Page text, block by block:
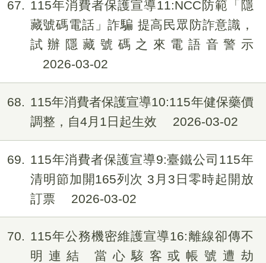
67
115年消費者保護宣導11:NCC防範「隱
藏號碼電話」詐騙 提高民眾防詐意識，
試辦隱藏號碼之來電語音警示
2026-03-02
68
115年消費者保護宣導10:115年健保藥價
調整，自4月1日起生效
2026-03-02
69
115年消費者保護宣導9:臺鐵公司115年
清明節加開165列次 3月3日零時起開放
訂票
2026-03-02
70
115年公務機密維護宣導16:離線卻傳不
明連結 當心駭客或帳號遭劫